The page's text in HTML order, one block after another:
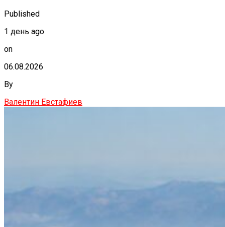
Published
1 день ago
on
06.08.2026
By
Валентин Евстафиев